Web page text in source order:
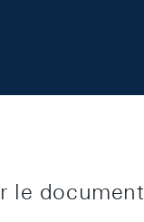
le document